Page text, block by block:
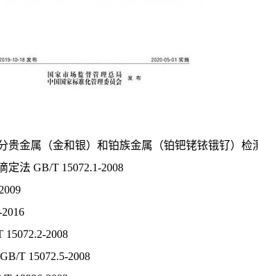
金属（金和银）和铂族金属（铂钯铑铱锇钌）检
法 GB/T 15072.1-2008
2008
T 15072.5-2008